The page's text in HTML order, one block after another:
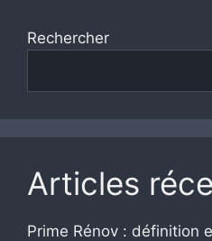
Rechercher
Articles
Prime Rénov : définition